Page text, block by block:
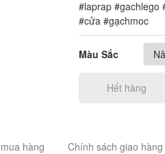
#laprap #gachlego
#cửa #gạchmoc
Màu Sắc
Hết hàng
hàng Chính sách giao hàng